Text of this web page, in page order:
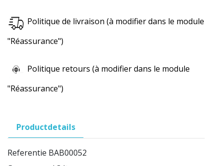
Politique de livraison (à modifier dans le module
"Réassurance")
Politique retours (à modifier dans le module
"Réassurance")
Productdetails
Referentie BAB00052